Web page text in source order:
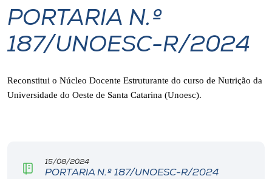
Internacionalização
I.nova
Diplomados
CPA
PORTARIA N.º
187/UNOESC-R/2024
Reconstitui o Núcleo Docente Estruturante do curso de Nutrição da
Universidade do Oeste de Santa Catarina (Unoesc).
15/08/2024
PORTARIA N.º 187/UNOESC-R/2024